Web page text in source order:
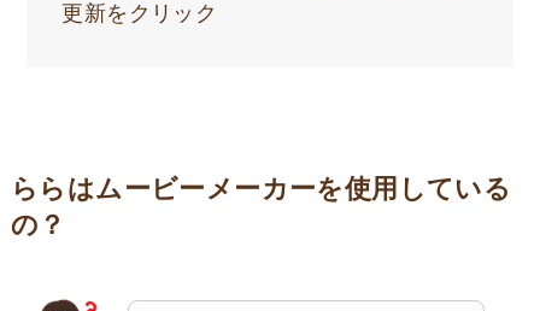
更新をクリック
ららはムービーメーカーを使用している
の？